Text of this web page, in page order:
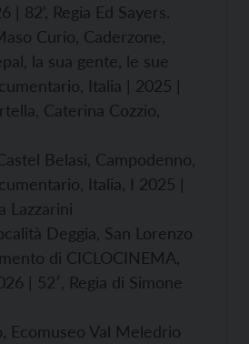
| 82’, Regia Ed Sayers.
Curio, Caderzone,
la sua gente, le sue
Italia | 2025 |
Caterina Cozzio,
Belasi, Campodenno,
Italia, I 2025 |
Lazzarini
Deggia, San Lorenzo
di CICLOCINEMA,
| 52′, Regia di Simone
Ecomuseo Val Meledrio